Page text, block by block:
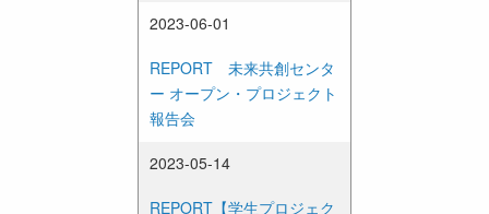
2023-06-01
REPORT 未来共創センタ
ー オープン・プロジェクト
報告会
2023-05-14
REPORT【学生プロジェク